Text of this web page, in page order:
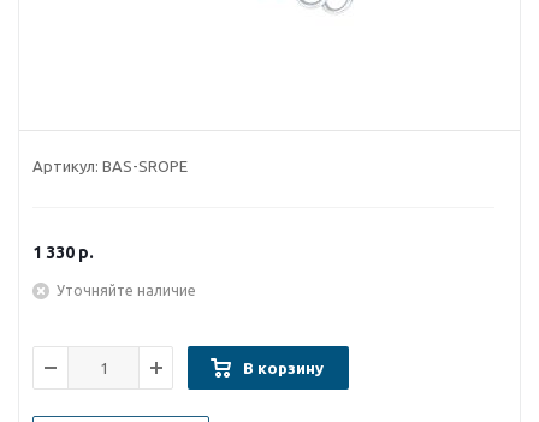
Артикул: BAS-SROPE
1 330 р.
Уточняйте наличие
В корзину